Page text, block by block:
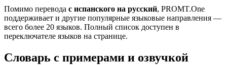
Помимо перевода с испанского на русский, PROMT.One
поддерживает и другие популярные языковые направления —
всего более 20 языков. Полный список доступен в
переключателе языков на странице.
Словарь с примерами и озвучкой